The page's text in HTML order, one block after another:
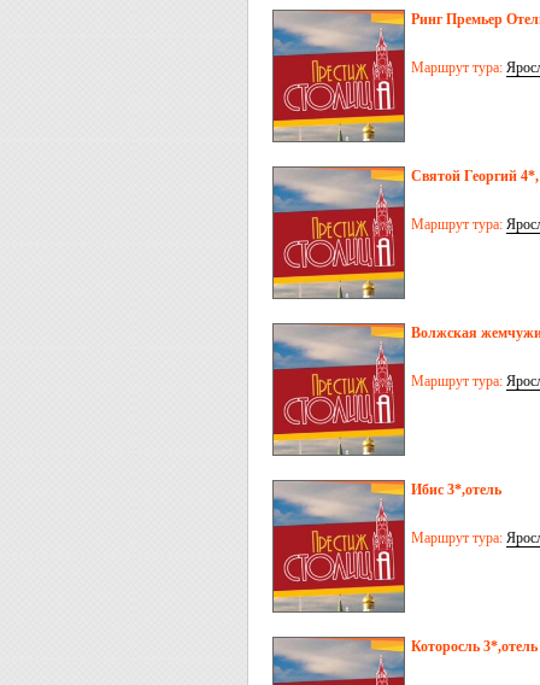
Ринг Премьер
Маршрут тура:
Святой Георгий 4*,
Маршрут тура:
Волжская
Маршрут тура:
Ибис 3*,отель
Маршрут тура:
Которосль 3*,отель